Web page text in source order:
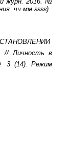
чч.мм.гггг).
// Личность в
3 (14). Режим